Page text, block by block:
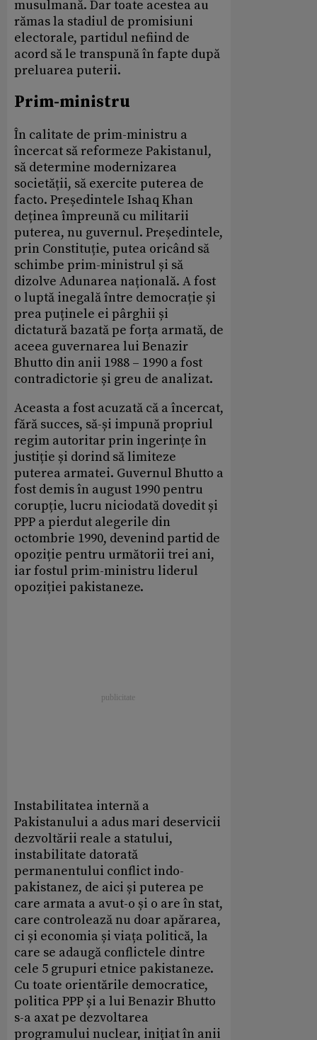
musulmană. Dar toate acestea au
rămas la stadiul de promisiuni
electorale, partidul nefiind de
acord să le transpună în fapte după
preluarea puterii.
Prim-ministru
În calitate de prim-ministru a
încercat să reformeze Pakistanul,
să determine modernizarea
societății, să exercite puterea de
facto. Președintele Ishaq Khan
deținea împreună cu militarii
puterea, nu guvernul. Președintele,
prin Constituție, putea oricând să
schimbe prim-ministrul și să
dizolve Adunarea națională. A fost
o luptă inegală între democrație și
prea puținele ei pârghii și
dictatură bazată pe forța armată, de
aceea guvernarea lui Benazir
Bhutto din anii 1988 – 1990 a fost
contradictorie și greu de analizat.
Aceasta a fost acuzată că a încercat,
fără succes, să-și impună propriul
regim autoritar prin ingerințe în
justiție și dorind să limiteze
puterea armatei. Guvernul Bhutto a
fost demis în august 1990 pentru
corupție, lucru niciodată dovedit și
PPP a pierdut alegerile din
octombrie 1990, devenind partid de
opoziție pentru următorii trei ani,
iar fostul prim-ministru liderul
opoziției pakistaneze.
Instabilitatea internă a
Pakistanului a adus mari deservicii
dezvoltării reale a statului,
instabilitate datorată
permanentului conflict indo-
pakistanez, de aici și puterea pe
care armata a avut-o și o are în stat,
care controlează nu doar apărarea,
ci și economia și viața politică, la
care se adaugă conflictele dintre
cele 5 grupuri etnice pakistaneze.
Cu toate orientările democratice,
politica PPP și a lui Benazir Bhutto
s-a axat pe dezvoltarea
programului nuclear, inițiat în anii